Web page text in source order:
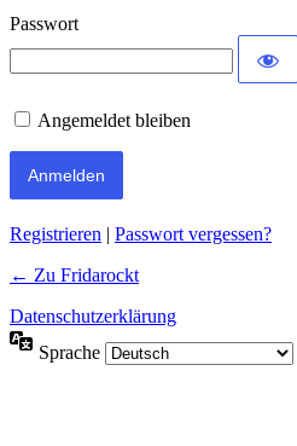
Passwort
Angemeldet bleiben
Registrieren | Passwort vergessen?
← Zu Fridarockt
Datenschutzerklärung
Sprache